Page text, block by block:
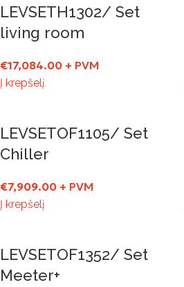
LEVSETH1302/ Set
living room
€17,084.00+ PVM
Į krepšelį
LEVSETOF1105/ Set
Chiller
€7,909.00+ PVM
Į krepšelį
LEVSETOF1352/ Set
Meeter+